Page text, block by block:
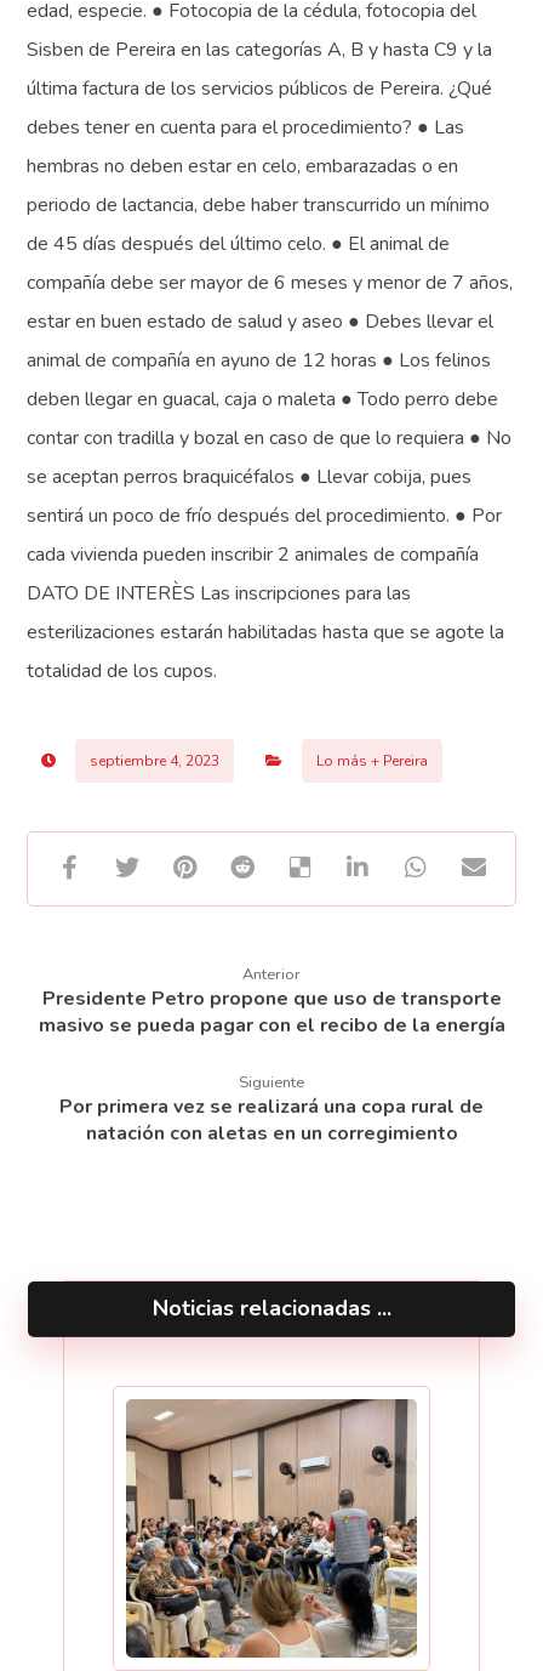
edad, especie. ● Fotocopia de la cédula, fotocopia del
Sisben de Pereira en las categorías A, B y hasta C9 y la
última factura de los servicios públicos de Pereira. ¿Qué
debes tener en cuenta para el procedimiento? ● Las
hembras no deben estar en celo, embarazadas o en
periodo de lactancia, debe haber transcurrido un mínimo
de 45 días después del último celo. ● El animal de
compañía debe ser mayor de 6 meses y menor de 7 años,
estar en buen estado de salud y aseo ● Debes llevar el
animal de compañía en ayuno de 12 horas ● Los felinos
deben llegar en guacal, caja o maleta ● Todo perro debe
contar con tradilla y bozal en caso de que lo requiera ● No
se aceptan perros braquicéfalos ● Llevar cobija, pues
sentirá un poco de frío después del procedimiento. ● Por
cada vivienda pueden inscribir 2 animales de compañía
DATO DE INTERÈS Las inscripciones para las
esterilizaciones estarán habilitadas hasta que se agote la
totalidad de los cupos.
septiembre 4, 2023 Lo más + Pereira
Anterior
Presidente Petro propone que uso de transporte
masivo se pueda pagar con el recibo de la energía
Siguiente
Por primera vez se realizará una copa rural de
natación con aletas en un corregimiento
Noticias relacionadas ...